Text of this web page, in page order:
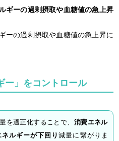
ギーの過剰摂取や血糖値の急上昇
ーの過剰摂取や血糖値の急上昇に
」をコントロール
を適正化することで、 消費エネル
ルギーが下回り減量に繋がりま